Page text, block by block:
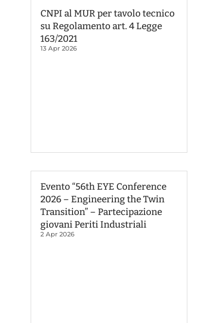
CNPI al MUR per tavolo tecnico
su Regolamento art. 4 Legge
163/2021
13 Apr 2026
Evento “56th EYE Conference
2026 – Engineering the Twin
Transition” – Partecipazione
giovani Periti Industriali
2 Apr 2026